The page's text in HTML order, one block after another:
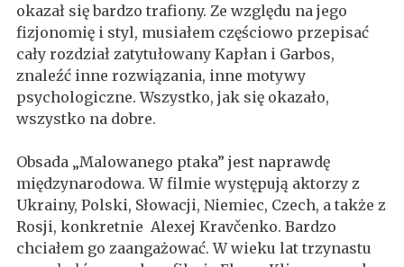
okazał się bardzo trafiony. Ze względu na jego
fizjonomię i styl, musiałem częściowo przepisać
cały rozdział zatytułowany Kapłan i Garbos,
znaleźć inne rozwiązania, inne motywy
psychologiczne. Wszystko, jak się okazało,
wszystko na dobre.
Obsada „Malowanego ptaka” jest naprawdę
międzynarodowa. W filmie występują aktorzy z
Ukrainy, Polski, Słowacji, Niemiec, Czech, a także z
Rosji, konkretnie Alexej Kravčenko. Bardzo
chciałem go zaangażować. W wieku lat trzynastu